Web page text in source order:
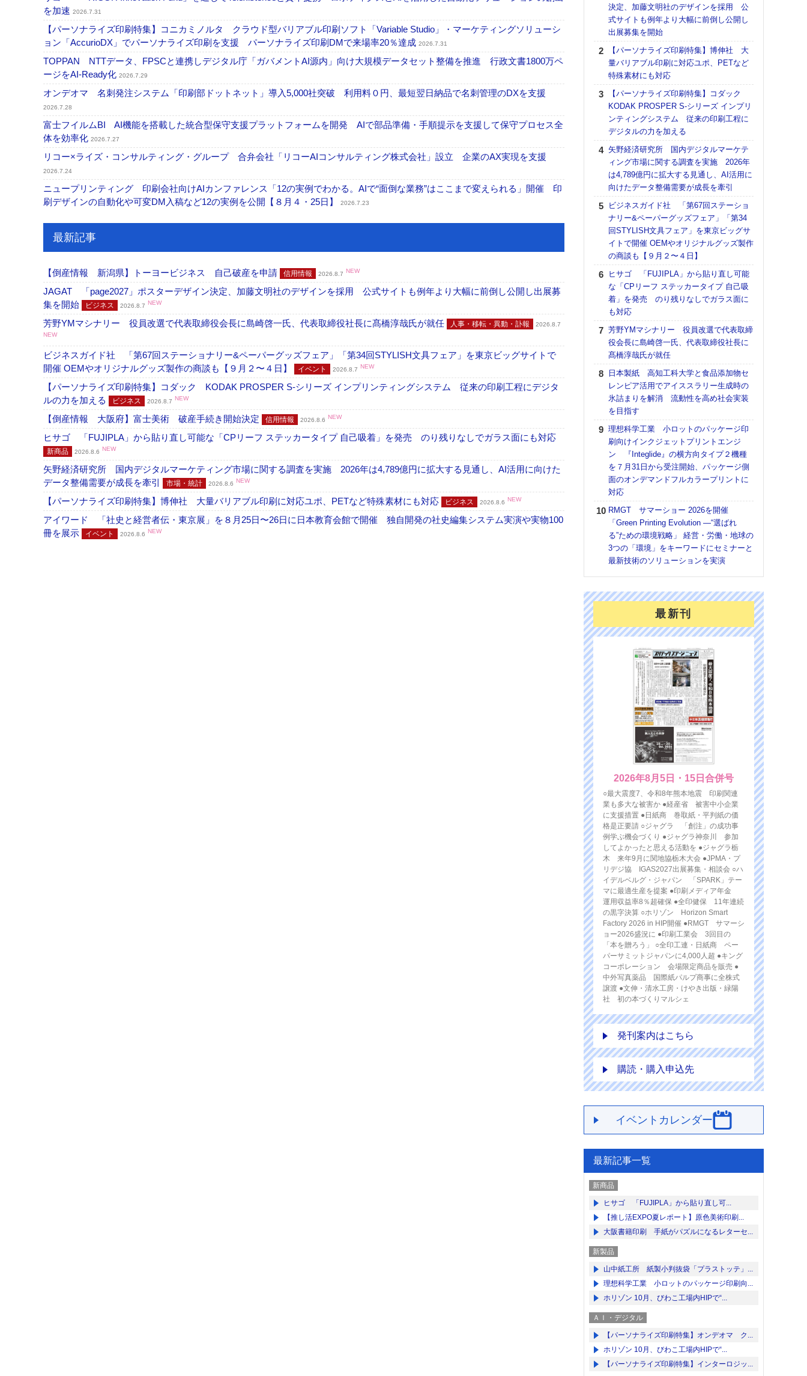
を加速 2026.7.31
【パーソナライズ印刷特集】コニカミノルタ クラウド型バリアブル印刷ソフト「Variable Studio」・マーケティングソリューシ
ョン「AccurioDX」でパーソナライズ印刷を支援 パーソナライズ印刷DMで来場率20％達成 2026.7.31
TOPPAN NTTデータ、FPSCと連携しデジタル庁「ガバメントAI源内」向け大規模データセット整備を推進 行政文書1800万ペ
ージをAI-Ready化 2026.7.29
オンデオマ 名刺発注システム「印刷部ドットネット」導入5,000社突破 利用料０円、最短翌日納品で名刺管理のDXを支援
2026.7.28
富士フイルムBI AI機能を搭載した統合型保守支援プラットフォームを開発 AIで部品準備・手順提示を支援して保守プロセス全
体を効率化 2026.7.27
リコー×ライズ・コンサルティング・グループ 合弁会社「リコーAIコンサルティング株式会社」設立 企業のAX実現を支援
2026.7.24
ニュープリンティング 印刷会社向けAIカンファレンス「12の実例でわかる。AIで“面倒な業務”はここまで変えられる」開催 印
刷デザインの自動化や可変DM入稿など12の実例を公開【８月４・25日】
2026.7.23
最新記事
【倒産情報 新潟県】トーヨービジネス 自己破産を申請 信用情報 2026.8.7 NEW
JAGAT 「page2027」ポスターデザイン決定、加藤文明社のデザインを採用 公式サイトも例年より大幅に前倒し公開し出展募
集を開始
ビジネス 2026.8.7 NEW
芳野YMマシナリー 役員改選で代表取締役会長に島崎啓一氏、代表取締役社長に髙橋淳哉氏が就任 人事・移転・異動・訃報
2026.8.7
NEW
ビジネスガイド社 「第67回ステーショナリー&ペーパーグッズフェア」「第34回STYLISH文具フェア」を東京ビッグサイトで
開催 OEMやオリジナルグッズ製作の商談も【９月２〜４日】
イベント 2026.8.7 NEW
【パーソナライズ印刷特集】コダック KODAK PROSPER S-シリーズ インプリンティングシステム 従来の印刷工程にデジタ
ルの力を加える
ビジネス 2026.8.7 NEW
【倒産情報 大阪府】富士美術 破産手続き開始決定 信用情報 2026.8.6 NEW
ヒサゴ 「FUJIPLA」から貼り直し可能な「CPリーフ ステッカータイプ 自己吸着」を発売 のり残りなしでガラス面にも対応
新商品 2026.8.6 NEW
矢野経済研究所 国内デジタルマーケティング市場に関する調査を実施 2026年は4,789億円に拡大する見通し、AI活用に向けた
データ整備需要が成長を牽引
市場・統計 2026.8.6 NEW
【パーソナライズ印刷特集】博伸社 大量バリアブル印刷に対応ユポ、PETなど特殊素材にも対応 ビジネス 2026.8.6 NEW
アイワード 「社史と経営者伝・東京展」を８月25日〜26日に日本教育会館で開催 独自開発の社史編集システム実演や実物100
冊を展示
イベント 2026.8.6 NEW
決定、加藤文明社のデザインを採用 公
式サイトも例年より大幅に前倒し公開し
出展募集を開始
【パーソナライズ印刷特集】博伸社 大
量バリアブル印刷に対応ユポ、PETなど
特殊素材にも対応
【パーソナライズ印刷特集】コダック
KODAK PROSPER S-シリーズ インプリ
ンティングシステム 従来の印刷工程に
デジタルの力を加える
矢野経済研究所 国内デジタルマーケテ
ィング市場に関する調査を実施 2026年
は4,789億円に拡大する見通し、AI活用に
向けたデータ整備需要が成長を牽引
ビジネスガイド社 「第67回ステーショ
ナリー&ペーパーグッズフェア」「第34
回STYLISH文具フェア」を東京ビッグサ
イトで開催 OEMやオリジナルグッズ製作
の商談も【９月２〜４日】
ヒサゴ 「FUJIPLA」から貼り直し可能
な「CPリーフ ステッカータイプ 自己吸
着」を発売 のり残りなしでガラス面に
も対応
芳野YMマシナリー 役員改選で代表取締
役会長に島崎啓一氏、代表取締役社長に
髙橋淳哉氏が就任
日本製紙 高知工科大学と食品添加物セ
レンピア活用でアイススラリー生成時の
氷詰まりを解消 流動性を高め社会実装
を目指す
理想科学工業 小ロットのパッケージ印
刷向けインクジェットプリントエンジ
ン 『Integlide』の横方向タイプ２機種
を７月31日から受注開始、パッケージ側
面のオンデマンドフルカラープリントに
対応
RMGT サマーショー 2026を開催
「Green Printing Evolution ―“選ばれ
る”ための環境戦略」 経営・労働・地球の
3つの「環境」をキーワードにセミナーと
最新技術のソリューションを実演
最新刊
2026年8月5日・15日合併号
○最大震度7、令和8年熊本地震 印刷関連
業も多大な被害か ●経産省 被害中小企業
に支援措置 ●日紙商 巻取紙・平判紙の価
格是正要請 ○ジャグラ 「創注」の成功事
例学ぶ機会づくり ●ジャグラ神奈川 参加
してよかったと思える活動を ●ジャグラ栃
木 来年9月に関地協栃木大会 ●JPMA・プ
リデジ協 IGAS2027出展募集・相談会 ○ハ
イデルベルグ・ジャパン 「SPARK」テー
マに最適生産を提案 ●印刷メディア年金
運用収益率8％超確保 ●全印健保 11年連続
の黒字決算 ○ホリゾン Horizon Smart
Factory 2026 in HIP開催 ●RMGT サマーシ
ョー2026盛況に ●印刷工業会 3回目の
「本を贈ろう」 ○全印工連・日紙商 ペー
パーサミットジャパンに4,000人超 ●キング
コーポレーション 会場限定商品を販売 ●
中外写真薬品 国際紙パルプ商事に全株式
譲渡 ●文伸・清水工房・けやき出版・緑陽
社 初の本づくりマルシェ
発刊案内はこちら
購読・購入申込先
イベントカレンダー
最新記事一覧
新商品
ヒサゴ 「FUJIPLA」から貼り直し可...
【推し活EXPO夏レポート】原色美術印刷...
大阪書籍印刷 手紙がパズルになるレターセ...
新製品
山中紙工所 紙製小判抜袋「プラストッテ」...
理想科学工業 小ロットのパッケージ印刷向...
ホリゾン 10月、びわこ工場内HIPで“...
ＡＩ・デジタル
【パーソナライズ印刷特集】オンデオマ ク...
ホリゾン 10月、びわこ工場内HIPで“...
【パーソナライズ印刷特集】インターロジッ...